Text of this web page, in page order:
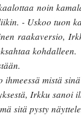
noin
- Uskoo tuon
raakaversio,
kohdalleen.
mistä
Irkku sanoi
sitä pysty